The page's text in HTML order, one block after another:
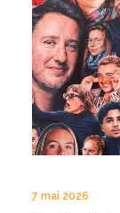
7 mai 2026